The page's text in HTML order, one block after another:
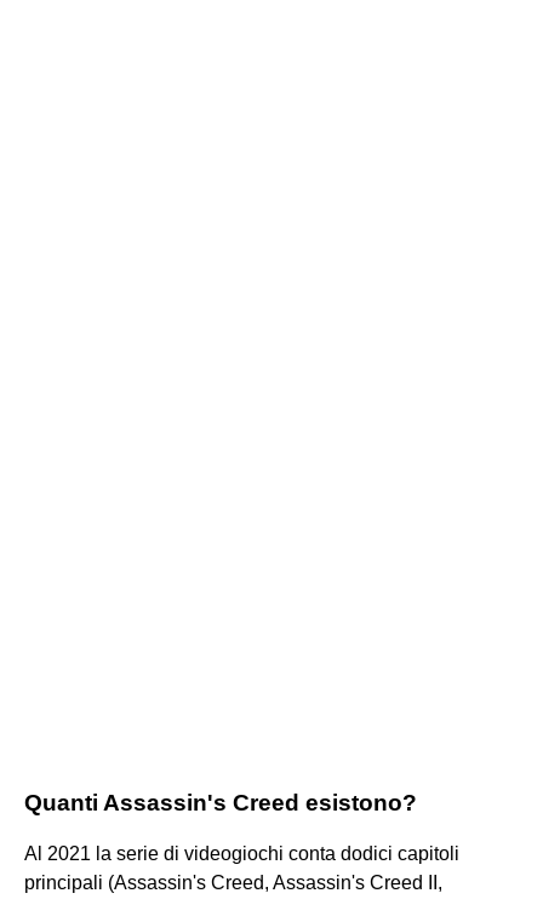
Quanti Assassin's Creed esistono?
Al 2021 la serie di videogiochi conta dodici capitoli
principali (Assassin's Creed, Assassin's Creed II,